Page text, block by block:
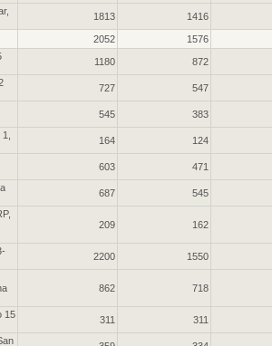
1813 1416
2052 1576
1180 872
727 547
545 383
164 124
603 471
687 545
209 162
2200 1550
862 718
15
311 311